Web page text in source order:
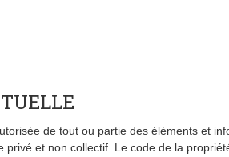
de tout ou partie des éléments et
et non collectif. Le code de la